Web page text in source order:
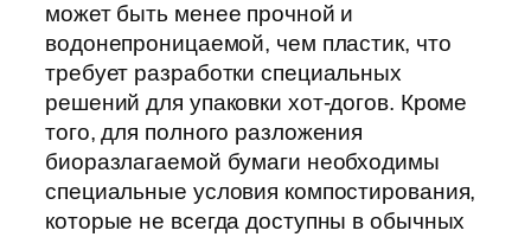
может быть менее прочной и
водонепроницаемой, чем пластик, что
требует разработки специальных
решений для упаковки хот-догов. Кроме
того, для полного разложения
биоразлагаемой бумаги необходимы
специальные условия компостирования,
которые не всегда доступны в обычных